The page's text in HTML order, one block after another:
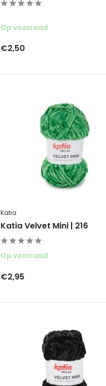
Op voorraad
€2,50
Katia
Katia Velvet Mini | 216
Op voorraad
€2,95